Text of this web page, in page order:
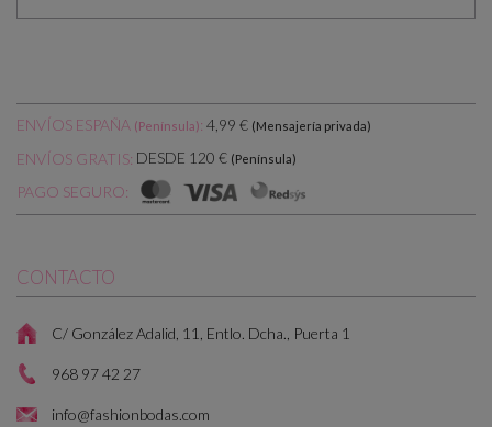
ENVÍOS ESPAÑA (Península): 4,99 € (Mensajería privada)
ENVÍOS GRATIS: DESDE 120 € (Península)
PAGO SEGURO:
CONTACTO
C/ González Adalid, 11, Entlo. Dcha., Puerta 1
968 97 42 27
info@fashionbodas.com